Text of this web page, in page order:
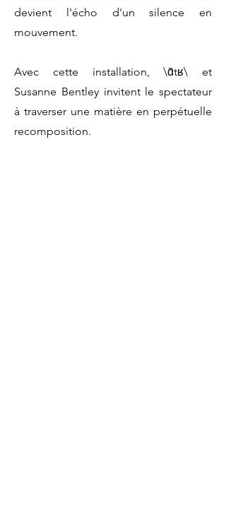
devient l'écho d'un silence en
mouvement.
Avec cette installation, \ɑ̃tʁ\ et
Susanne Bentley invitent le spectateur
à traverser une matière en perpétuelle
recomposition.